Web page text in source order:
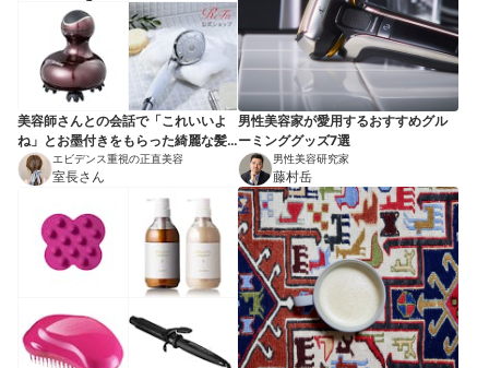
美容師さんとの会話で「これいいよ
ね」とお墨付きをもらった綺麗な髪
をキープする神ヘアアイテム
エビデンス重視の正直美容
室長さん
男性美容家が愛用するおすすめグル
ーミンググッズ7選
男性美容研究家
藤村岳